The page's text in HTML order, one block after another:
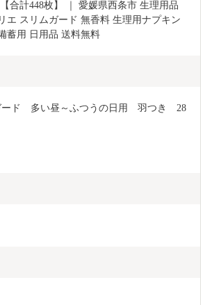
合計448枚】 ｜ 愛媛県西条市 生理用品
エ スリムガード 無香料 生理用ナプキン
蓄用 日用品 送料無料
ード　多い昼～ふつうの日用　羽つき　28